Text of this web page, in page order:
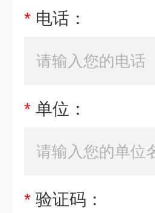
* 电话：
* 单位：
* 验证码：